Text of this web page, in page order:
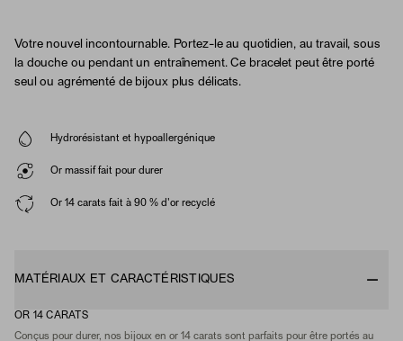
Votre nouvel incontournable. Portez-le au quotidien, au travail, sous
la douche ou pendant un entraînement. Ce bracelet peut être porté
seul ou agrémenté de bijoux plus délicats.
Hydrorésistant et hypoallergénique
Or massif fait pour durer
Or 14 carats fait à 90 % d'or recyclé
MATÉRIAUX ET CARACTÉRISTIQUES
OR 14 CARATS
Conçus pour durer, nos bijoux en or 14 carats sont parfaits pour être portés au